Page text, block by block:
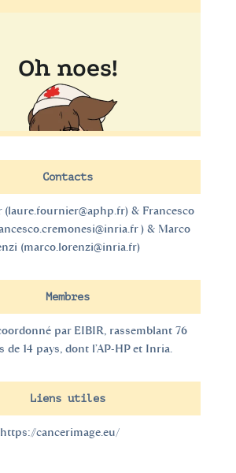
Contacts
(laure.fournier@aphp.fr) & Francesco
) & Marco
(marco.lorenzi@inria.fr)
Membres
par EIBIR, rassemblant 76
de 14 pays, dont l’AP-HP et Inria.
Liens utiles
https://cancerimage.eu/